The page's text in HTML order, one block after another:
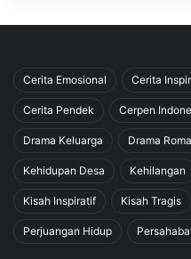
Cerita Emosional Cerita
Cerita Pendek Cerpen
Drama Keluarga Drama
Kehidupan Desa Kehilangan
Kisah Inspiratif Kisah Tragis
Perjuangan Hidup